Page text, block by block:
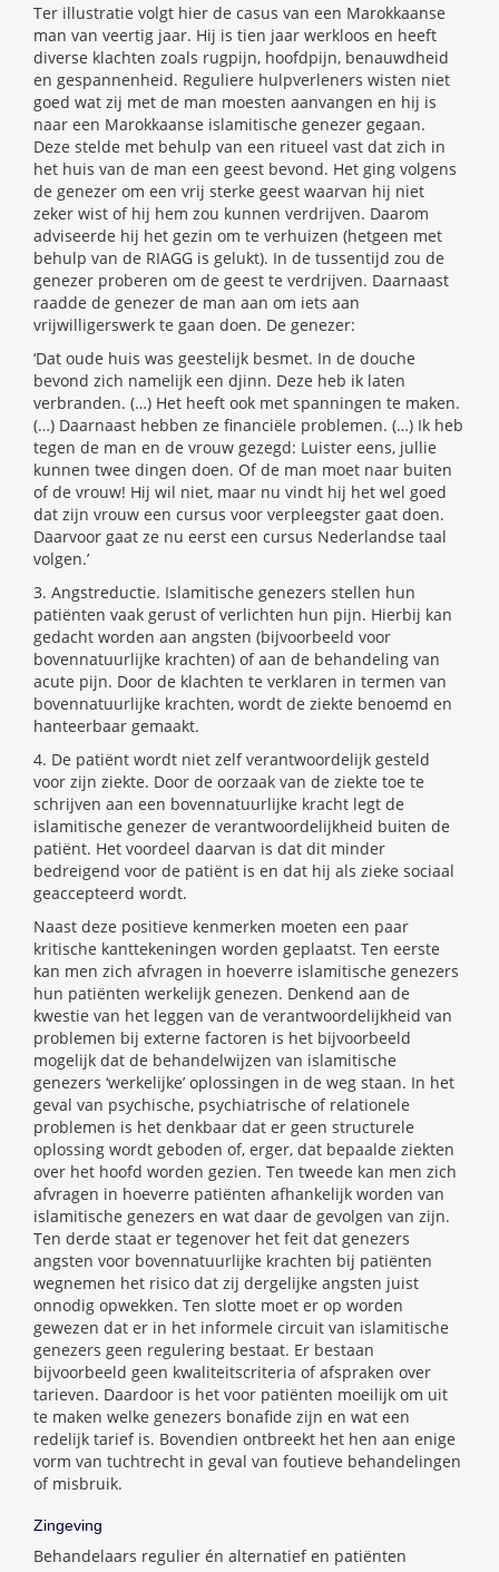
Ter illustratie volgt hier de casus van een Marokkaanse
man van veertig jaar. Hij is tien jaar werkloos en heeft
diverse klachten zoals rugpijn, hoofdpijn, benauwdheid
en gespannenheid. Reguliere hulpverleners wisten niet
goed wat zij met de man moesten aanvangen en hij is
naar een Marokkaanse islamitische genezer gegaan.
Deze stelde met behulp van een ritueel vast dat zich in
het huis van de man een geest bevond. Het ging volgens
de genezer om een vrij sterke geest waarvan hij niet
zeker wist of hij hem zou kunnen verdrijven. Daarom
adviseerde hij het gezin om te verhuizen (hetgeen met
behulp van de RIAGG is gelukt). In de tussentijd zou de
genezer proberen om de geest te verdrijven. Daarnaast
raadde de genezer de man aan om iets aan
vrijwilligerswerk te gaan doen. De genezer:
‘Dat oude huis was geestelijk besmet. In de douche
bevond zich namelijk een djinn. Deze heb ik laten
verbranden. (…) Het heeft ook met spanningen te maken.
(…) Daarnaast hebben ze financiële problemen. (…) Ik heb
tegen de man en de vrouw gezegd: Luister eens, jullie
kunnen twee dingen doen. Of de man moet naar buiten
of de vrouw! Hij wil niet, maar nu vindt hij het wel goed
dat zijn vrouw een cursus voor verpleegster gaat doen.
Daarvoor gaat ze nu eerst een cursus Nederlandse taal
volgen.’
3. Angstreductie. Islamitische genezers stellen hun
patiënten vaak gerust of verlichten hun pijn. Hierbij kan
gedacht worden aan angsten (bijvoorbeeld voor
bovennatuurlijke krachten) of aan de behandeling van
acute pijn. Door de klachten te verklaren in termen van
bovennatuurlijke krachten, wordt de ziekte benoemd en
hanteerbaar gemaakt.
4. De patiënt wordt niet zelf verantwoordelijk gesteld
voor zijn ziekte. Door de oorzaak van de ziekte toe te
schrijven aan een bovennatuurlijke kracht legt de
islamitische genezer de verantwoordelijkheid buiten de
patiënt. Het voordeel daarvan is dat dit minder
bedreigend voor de patiënt is en dat hij als zieke sociaal
geaccepteerd wordt.
Naast deze positieve kenmerken moeten een paar
kritische kanttekeningen worden geplaatst. Ten eerste
kan men zich afvragen in hoeverre islamitische genezers
hun patiënten werkelijk genezen. Denkend aan de
kwestie van het leggen van de verantwoordelijkheid van
problemen bij externe factoren is het bijvoorbeeld
mogelijk dat de behandelwijzen van islamitische
genezers ‘werkelijke’ oplossingen in de weg staan. In het
geval van psychische, psychiatrische of relationele
problemen is het denkbaar dat er geen structurele
oplossing wordt geboden of, erger, dat bepaalde ziekten
over het hoofd worden gezien. Ten tweede kan men zich
afvragen in hoeverre patiënten afhankelijk worden van
islamitische genezers en wat daar de gevolgen van zijn.
Ten derde staat er tegenover het feit dat genezers
angsten voor bovennatuurlijke krachten bij patiënten
wegnemen het risico dat zij dergelijke angsten juist
onnodig opwekken. Ten slotte moet er op worden
gewezen dat er in het informele circuit van islamitische
genezers geen regulering bestaat. Er bestaan
bijvoorbeeld geen kwaliteitscriteria of afspraken over
tarieven. Daardoor is het voor patiënten moeilijk om uit
te maken welke genezers bonafide zijn en wat een
redelijk tarief is. Bovendien ontbreekt het hen aan enige
vorm van tuchtrecht in geval van foutieve behandelingen
of misbruik.
Zingeving
Behandelaars regulier én alternatief en patiënten